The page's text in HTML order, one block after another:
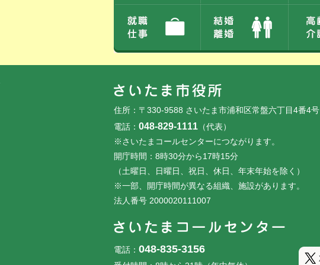
住所：〒330-9588 さいたま市浦和区常盤六丁目4番4号
電話： 048-829-1111 （代表）
※さいたまコールセンターにつながります。
開庁時間：8時30分から17時15分
（土曜日、日曜日、祝日、休日、年末年始を除く）
※一部、開庁時間が異なる組織、施設があります。
法人番号 2000020111007
電話： 048-835-3156